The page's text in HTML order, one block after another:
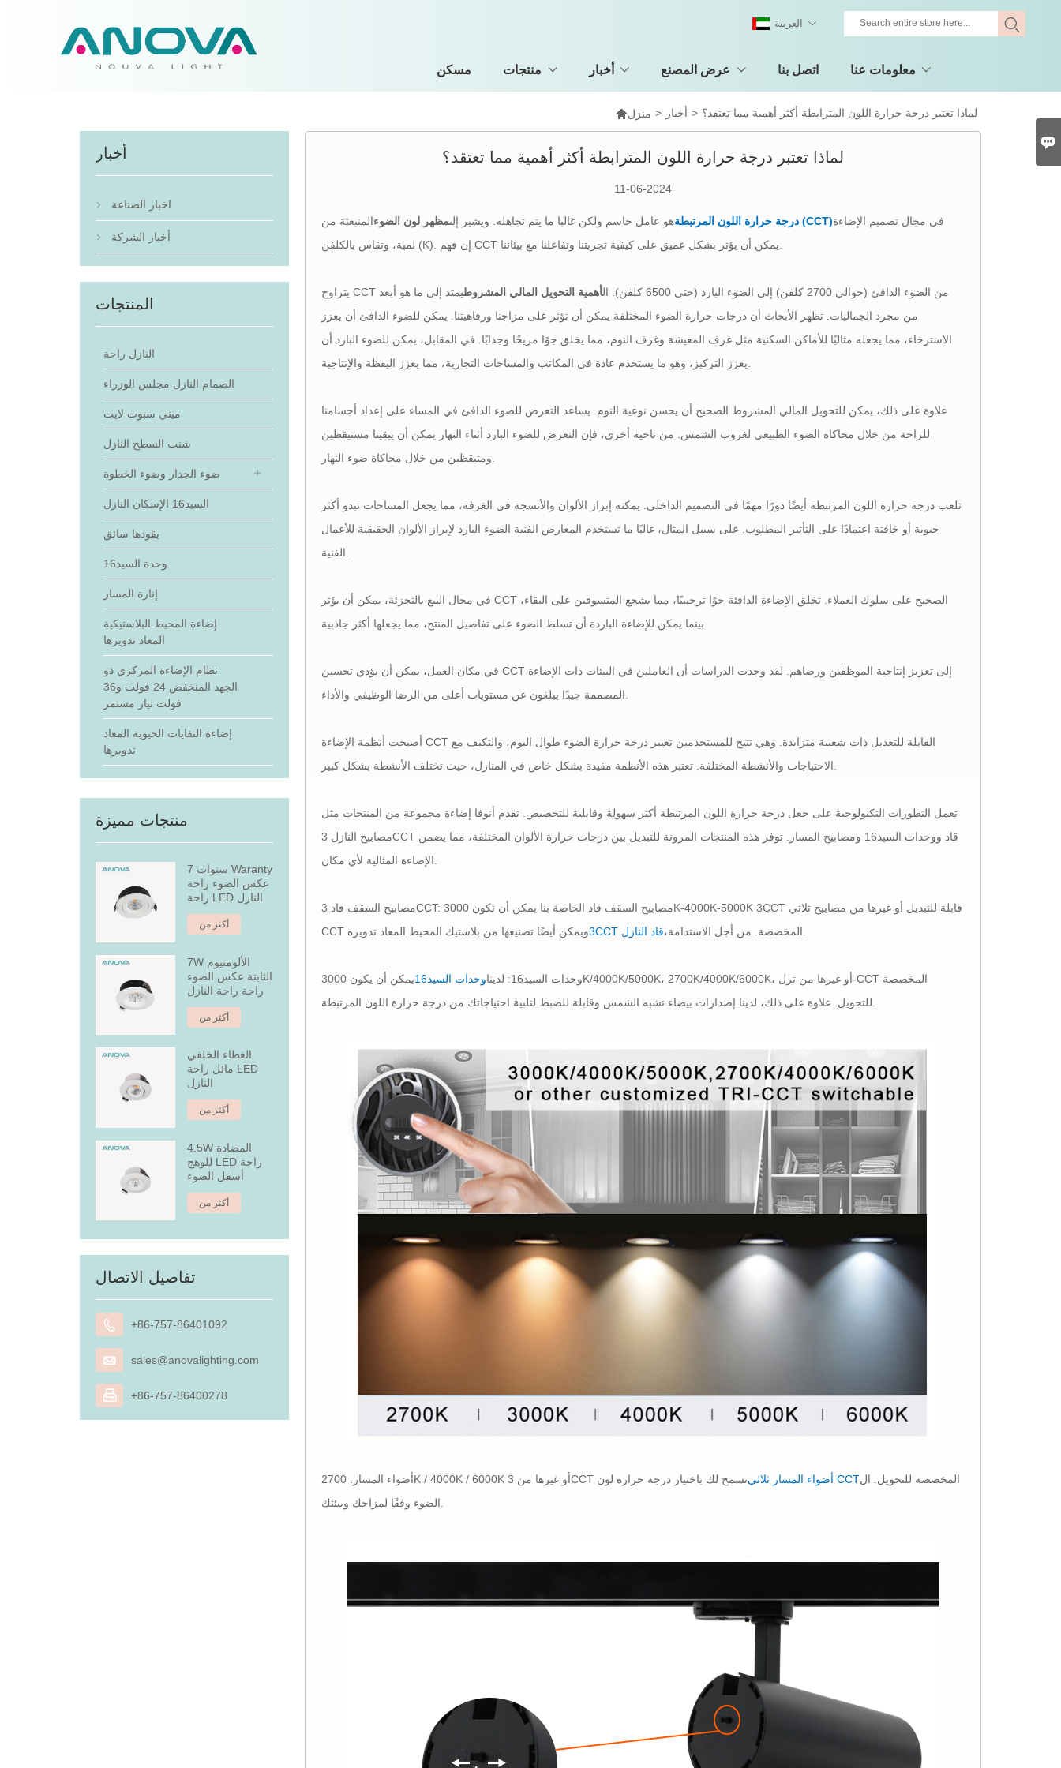
مسكن منتجات أخبار عرض المصنع اتصل بنا معلومات عنا
العربية
منزل > أخبار > لماذا تعتبر درجة حرارة اللون المترابطة أكثر أهمية مما تعتقد؟
أخبار
 اخبار الصناعة
 أخبار الشركة
المنتجات
النازل راحة
الصمام النازل مجلس الوزراء
ميني سبوت لايت
شنت السطح النازل
ضوء الجدار وضوء الخطوة
السيد16 الإسكان النازل
يقودها سائق
وحدة السيد16
إنارة المسار
إضاءة المحيط البلاستيكية
المعاد تدويرها
نظام الإضاءة المركزي ذو
الجهد المنخفض 24 فولت و36
فولت تيار مستمر
إضاءة النفايات الحيوية المعاد
تدويرها
منتجات مميزة
7 سنوات Waranty
عكس الضوء راحة
راحة LED النازل
أكثر من
7W الألومنيوم
الثابتة عكس الضوء
راحة راحة النازل
أكثر من
الغطاء الخلفي
مائل راحة LED
النازل
أكثر من
4.5W المضادة
للوهج LED راحة
أسفل الضوء
أكثر من
تفاصيل الاتصال
 +86-757-86401092
 sales@anovalighting.com
 +86-757-86400278
لماذا تعتبر درجة حرارة اللون المترابطة أكثر أهمية مما تعتقد؟
11-06-2024
في مجال تصميم الإضاءةدرجة حرارة اللون المرتبطة (CCT) هو عامل حاسم ولكن غالبا ما يتم تجاهله. ويشير إلىمظهر لون الضوءالمنبعثة من
يتراوح CCT من الضوء الدافئ (حوالي 2700 كلفن) إلى الضوء البارد (حتى 6500 كلفن). ال أهمية التحويل المالي المشروطيمتد إلى ما هو أبعد
من مجرد الجماليات. تظهر الأبحاث أن درجات حرارة الضوء المختلفة يمكن أن تؤثر على مزاجنا ورفاهيتنا. يمكن للضوء الدافئ أن يعزز
الاسترخاء، مما يجعله مثاليًا للأماكن السكنية مثل غرف المعيشة وغرف النوم، مما يخلق جوًا مريحًا وجذابًا. في المقابل، يمكن للضوء البارد أن
علاوة على ذلك، يمكن للتحويل المالي المشروط الصحيح أن يحسن نوعية النوم. يساعد التعرض للضوء الدافئ في المساء على إعداد أجسامنا
للراحة من خلال محاكاة الضوء الطبيعي لغروب الشمس. من ناحية أخرى، فإن التعرض للضوء البارد أثناء النهار يمكن أن يبقينا مستيقظين
تلعب درجة حرارة اللون المرتبطة أيضًا دورًا مهمًا في التصميم الداخلي. يمكنه إبراز الألوان والأنسجة في الغرفة، مما يجعل المساحات تبدو أكثر
حيوية أو خافتة اعتمادًا على التأثير المطلوب. على سبيل المثال، غالبًا ما تستخدم المعارض الفنية الضوء البارد لإبراز الألوان الحقيقية للأعمال
في مجال البيع بالتجزئة، يمكن أن يؤثر CCT الصحيح على سلوك العملاء. تخلق الإضاءة الدافئة جوًا ترحيبيًا، مما يشجع المتسوقين على البقاء،
في مكان العمل، يمكن أن يؤدي تحسين CCT إلى تعزيز إنتاجية الموظفين ورضاهم. لقد وجدت الدراسات أن العاملين في البيئات ذات الإضاءة
أصبحت أنظمة الإضاءة CCT القابلة للتعديل ذات شعبية متزايدة. وهي تتيح للمستخدمين تغيير درجة حرارة الضوء طوال اليوم، والتكيف مع
تعمل التطورات التكنولوجية على جعل درجة حرارة اللون المرتبطة أكثر سهولة وقابلية للتخصيص. تقدم أنوفا إضاءة مجموعة من المنتجات مثل
مصابيح النازل 3CCT قاد ووحدات السيد16 ومصابيح المسار. توفر هذه المنتجات المرونة للتبديل بين درجات حرارة الألوان المختلفة، مما يضمن
مصابيح السقف قاد 3CCT: مصابيح السقف قاد الخاصة بنا يمكن أن تكون 3000K-4000K-5000K 3CCT قابلة للتبديل أو غيرها من مصابيح ثلاثي
CCT المخصصة. من أجل الاستدامة،3CCT قاد النازل
وحدات السيد16: لدينا وحدات السيد16
يمكن أن يكون 3000K/4000K/5000K، 2700K/4000K/6000K، أو غيرها من ترل-CCT المخصصة
أضواء المسار: 2700K / 4000K / 6000K أو غيرها من 3CCT المخصصة للتحويل. الأضواء المسار ثلاثي CCT
تسمح لك باختيار درجة حرارة لون
